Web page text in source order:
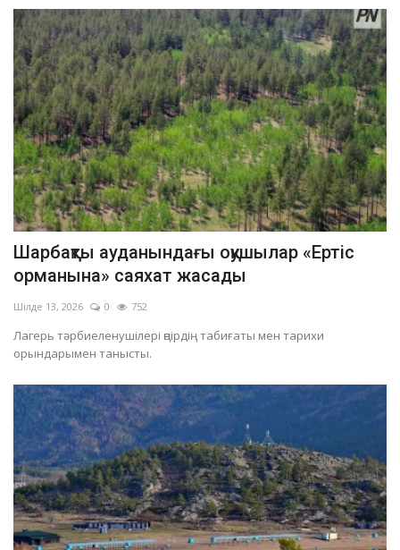
Шарбақты ауданындағы оқушылар «Ертіс
орманына» саяхат жасады
Шілде 13, 2026 0 752
Лагерь тәрбиеленушілері өңірдің табиғаты мен тарихи
орындарымен танысты.